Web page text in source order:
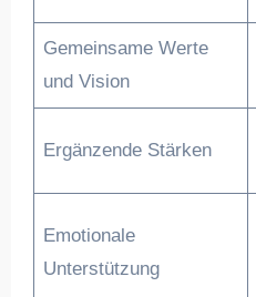
Gemeinsame Werte
und Vision
Ergänzende Stärken
Emotionale
Unterstützung